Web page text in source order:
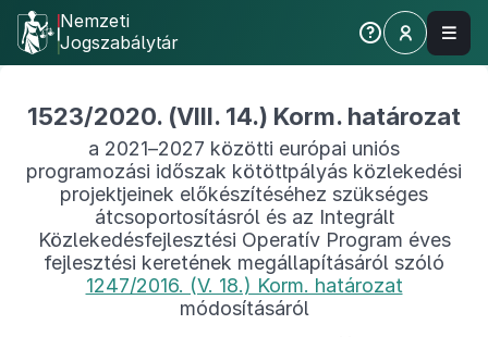
Nemzeti
Jogszabálytár
1523/2020. (VIII. 14.) Korm. határozat
a 2021–2027 közötti európai uniós
programozási időszak kötöttpályás közlekedési
projektjeinek előkészítéséhez szükséges
átcsoportosításról és az Integrált
Közlekedésfejlesztési Operatív Program éves
fejlesztési keretének megállapításáról szóló
1247/2016. (V. 18.) Korm. határozat
módosításáról